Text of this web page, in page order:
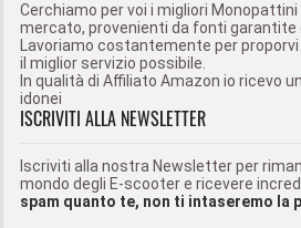
Cerchiamo per voi i migliori
mercato, provenienti da fonti garantite
Lavoriamo costantemente per
il miglior servizio possibile.
In qualità di Affiliato Amazon io ricevo
idonei
ISCRIVITI ALLA NEWSLETTER
Iscriviti alla nostra Newsletter per
mondo degli E-scooter e ricevere
spam quanto te, non ti intaseremo la